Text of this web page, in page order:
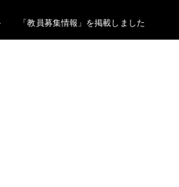
「教員募集情報」を掲載しました